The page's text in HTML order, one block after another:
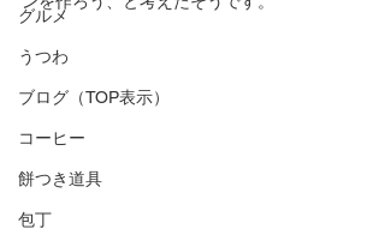
グルメ
うつわ
ブログ（TOP表示）
コーヒー
餅つき道具
包丁